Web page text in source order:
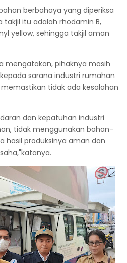
berbahaya yang diperiksa
itu adalah rhodamin B,
yellow, sehingga takjil aman
mengatakan, pihaknya masih
sarana industri rumahan
tidak ada kesalahan
dan kepatuhan industri
tidak menggunakan bahan-
hasil produksinya aman dan